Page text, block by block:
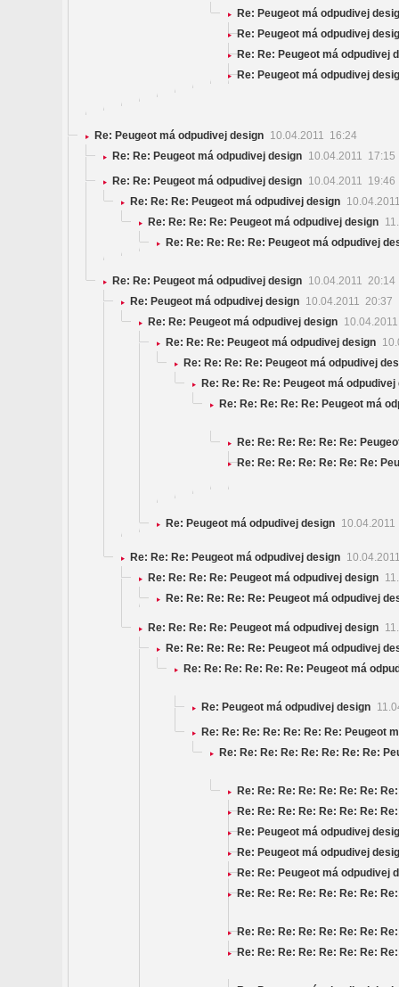
Re: Peugeot má odpudivej
Re: Peugeot má odpudivej
Re: Re: Peugeot má odpudivej
Re: Peugeot má odpudivej
Re: Peugeot má odpudivej design 10.04.2011 16:24
Re: Re: Peugeot má odpudivej design 10.04.2011 17:15
Re: Re: Peugeot má odpudivej design 10.04.2011 19:46
Re: Re: Re: Peugeot má odpudivej design
Re: Re: Re: Re: Peugeot má odpudivej design
Re: Re: Re: Re: Re: Peugeot má odpudivej
Re: Re: Peugeot má odpudivej design 10.04.2011 20:14
Re: Peugeot má odpudivej design 10.04.2011 20:37
Re: Re: Peugeot má odpudivej design
Re: Re: Re: Peugeot má odpudivej design
Re: Re: Re: Re: Peugeot má odpudivej
Re: Re: Re: Re: Peugeot má odpudivej
Re: Re: Re: Re: Re: Peugeot má
Re: Re: Re: Re: Re: Re:
Re: Re: Re: Re: Re: Re: Re:
Re: Peugeot má odpudivej design
Re: Re: Re: Peugeot má odpudivej design
Re: Re: Re: Re: Peugeot má odpudivej design
Re: Re: Re: Re: Re: Peugeot má odpudivej
Re: Re: Re: Re: Peugeot má odpudivej design
Re: Re: Re: Re: Re: Peugeot má odpudivej
Re: Re: Re: Re: Re: Re: Peugeot má
Re: Peugeot má odpudivej design
Re: Re: Re: Re: Re: Re: Re: Peugeot
Re: Re: Re: Re: Re: Re: Re: Re:
Re: Re: Re: Re: Re: Re: Re:
Re: Re: Re: Re: Re: Re: Re:
Re: Peugeot má odpudivej
Re: Peugeot má odpudivej
Re: Re: Peugeot má odpudivej
Re: Re: Re: Re: Re: Re: Re:
Re: Re: Re: Re: Re: Re: Re:
Re: Re: Re: Re: Re: Re: Re: